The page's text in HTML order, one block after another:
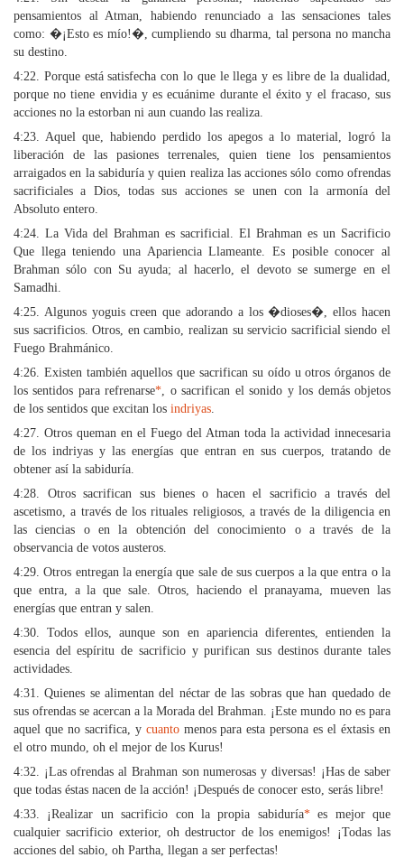
pensamientos al Atman, habiendo renunciado a las sensaciones tales
como: �¡Esto es mío!�, cumpliendo su dharma, tal persona no mancha
su destino.
4:22. Porque está satisfecha con lo que le llega y es libre de la dualidad,
porque no tiene envidia y es ecuánime durante el éxito y el fracaso, sus
acciones no la estorban ni aun cuando las realiza.
4:23. Aquel que, habiendo perdido los apegos a lo material, logró la
liberación de las pasiones terrenales, quien tiene los pensamientos
arraigados en la sabiduría y quien realiza las acciones sólo como ofrendas
sacrificiales a Dios, todas sus acciones se unen con la armonía del
Absoluto entero.
4:24. La Vida del Brahman es sacrificial. El Brahman es un Sacrificio
Que llega teniendo una Apariencia Llameante. Es posible conocer al
Brahman sólo con Su ayuda; al hacerlo, el devoto se sumerge en el
Samadhi.
4:25. Algunos yoguis creen que adorando a los �dioses�, ellos hacen
sus sacrificios. Otros, en cambio, realizan su servicio sacrificial siendo el
Fuego Brahmánico.
4:26. Existen también aquellos que sacrifican su oído u otros órganos de
los sentidos para refrenarse*, o sacrifican el sonido y los demás objetos
de los sentidos que excitan los indriyas.
4:27. Otros queman en el Fuego del Atman toda la actividad innecesaria
de los indriyas y las energías que entran en sus cuerpos, tratando de
obtener así la sabiduría.
4:28. Otros sacrifican sus bienes o hacen el sacrificio a través del
ascetismo, a través de los rituales religiosos, a través de la diligencia en
las ciencias o en la obtención del conocimiento o a través de la
observancia de votos austeros.
4:29. Otros entregan la energía que sale de sus cuerpos a la que entra o la
que entra, a la que sale. Otros, haciendo el pranayama, mueven las
energías que entran y salen.
4:30. Todos ellos, aunque son en apariencia diferentes, entienden la
esencia del espíritu de sacrificio y purifican sus destinos durante tales
actividades.
4:31. Quienes se alimentan del néctar de las sobras que han quedado de
sus ofrendas se acercan a la Morada del Brahman. ¡Este mundo no es para
aquel que no sacrifica, y cuantomenos para esta persona es el éxtasis en
el otro mundo, oh el mejor de los Kurus!
4:32. ¡Las ofrendas al Brahman son numerosas y diversas! ¡Has de saber
que todas éstas nacen de la acción! ¡Después de conocer esto, serás libre!
4:33. ¡Realizar un sacrificio con la propia sabiduría*es mejor que
cualquier sacrificio exterior, oh destructor de los enemigos! ¡Todas las
acciones del sabio, oh Partha, llegan a ser perfectas!